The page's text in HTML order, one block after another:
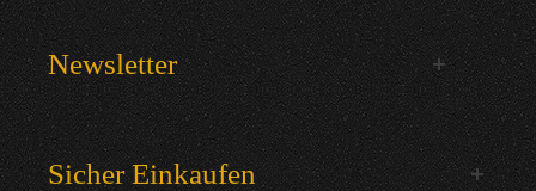
Newsletter
Sicher Einkaufen